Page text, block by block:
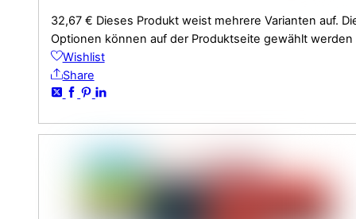
32,67 € Dieses Produkt weist mehrere Varianten auf.
Optionen können auf der Produktseite gewählt werden
Wishlist
Share